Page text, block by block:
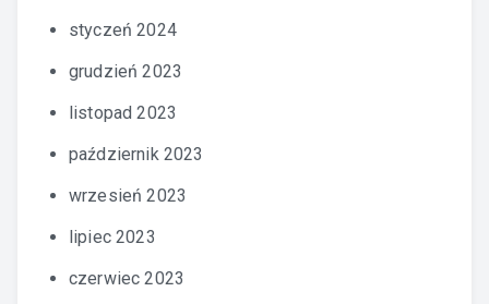
styczeń 2024
grudzień 2023
listopad 2023
październik 2023
wrzesień 2023
lipiec 2023
czerwiec 2023